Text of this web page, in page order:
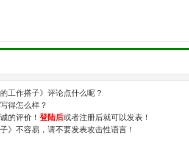
到这个世界的时候。
解决一下自己的信息素问题，她记得前世帝国
工作搭子》评论点什么呢？
得怎么样？
的评价！ 登陆后或者注册后就可以发表！
》不容易，请不要发表攻击性语言！